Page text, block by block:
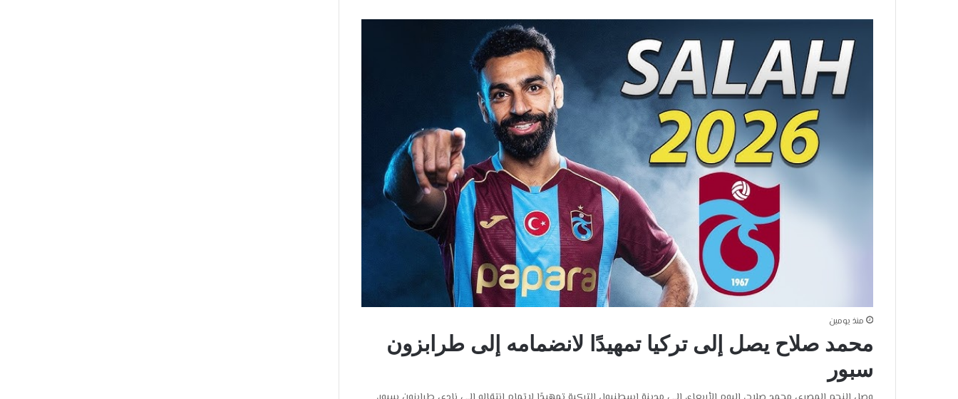
منذ يومين
محمد صلاح يصل إلى تركيا تمهيدًا لانضمامه إلى طرابزون
سبور